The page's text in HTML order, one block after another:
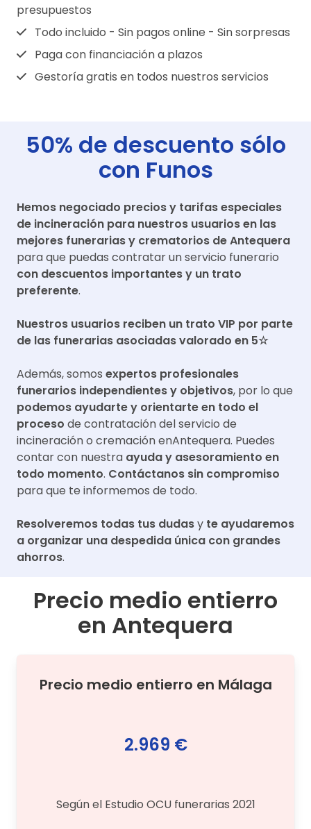
presupuestos
Todo incluido - Sin pagos online - Sin sorpresas
Paga con financiación a plazos
Gestoría gratis en todos nuestros servicios
50% de descuento sólo
con Funos
Hemos negociado precios y tarifas especiales
de incineración para nuestros usuarios en las
mejores funerarias y crematorios deAntequera
para que puedas contratar un servicio funerario
con descuentos importantes y un trato
preferente.
Nuestros usuarios reciben un trato VIP por parte
de las funerarias asociadas valorado en 5☆
Además, somos expertos profesionales
funerarios independientes y objetivos, por lo que
podemos ayudarte y orientarte en todo el
proceso de contratación del servicio de
incineración o cremación enAntequera. Puedes
contar con nuestra ayuda y asesoramiento en
todo momento. Contáctanos sin compromiso
para que te informemos de todo.
Resolveremos todas tus dudasy te ayudaremos
a organizar una despedida única con grandes
ahorros.
Precio medio entierro
en Antequera
Precio medio entierro en Málaga
2.969 €
Según el Estudio OCU funerarias 2021